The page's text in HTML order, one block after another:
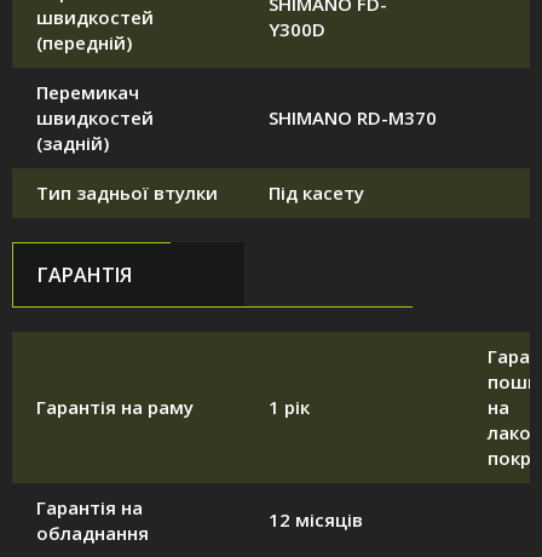
швидкостей
(передній)
Y300D
Перемикач
швидкостей
(задній)
SHIMANO RD-M370
Тип задньої втулки Під касету
ГАРАНТІЯ
Гарантія на раму 1 рік
на
Гарантія на
обладнання
12 місяців